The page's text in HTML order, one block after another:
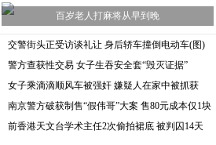
百岁老人打麻将从早到晚
交警街头正受访谈礼让 身后轿车撞倒电动车(图)
警方查获性交易 女子生吞安全套“毁灭证据”
女子乘滴滴顺风车被强奸 嫌疑人在家中被抓获
南京警方破获制售“假伟哥”大案 售80元成本仅1块
前香港天文台学术主任2次偷拍裙底 被判囚14天